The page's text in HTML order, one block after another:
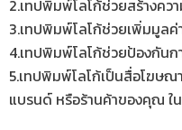
2.เทปพิมพ์โลโก้ช่วยสร้างคว
3.เทปพิมพ์โลโก้ช่วยเพิ่มมูล
4.เทปพิมพ์โลโก้ช่วยป้องกันก
5.เทปพิมพ์โลโก้เป็นสื่อโฆษณ
แบรนด์ หรือร้านค้าของคุณ ใ